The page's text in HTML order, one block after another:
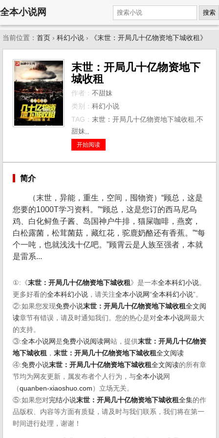
全本小说网 搜索
当前位置： 首页 › 科幻小说 › 《末世：开局几十亿物资地下城收租》
末世：开局几十亿物资地下
城收租
作者： 不甜妹
类别： 科幻小说
TAG： 末世：开局几十亿物资地下城收租,不
甜妹,,
开始阅读
简介
（末世，异能，重生，空间，囤物资）“顾总，这是
您要的1000T学习资料。”“顾总，这是您订的西马尼乌
鸡、白化鲟鱼子酱、岛国神户牛排，猫屎咖啡，燕窝，
白松露菌，松茸菌菇，藏红花，驼鹿奶酪还有香蕉。”“每
个一吨，也就浅浅十亿吧。”顾霄云是人族至强者，本就
是雷系...
①:《末世：开局几十亿物资地下城收租 》是一本全本科幻小说。
更多好看的全本科幻小说 ，请关注全本小说网“全本科幻小说”。
②:如果您发现免费小说末世：开局几十亿物资地下城收租全文阅
读章节有错误，请及时通知我们。您的热心是对全本小说网最大
的支持。
③:全本小说网是免费小说阅读网站，提供末世：开局几十亿物资
地下城收租 ， 末世：开局几十亿物资地下城收租全文阅读
④:免费小说末世：开局几十亿物资地下城收租全文阅读的所有章
节均为网友更新，属发布者个人行为，与全本小说网
（quanben-xiaoshuo.com ）立场无关。
⑤:如果您对完结小说末世：开局几十亿物资地下城收租全集的作
品版权、内容等方面有质疑，请及时与我们联系，我们将在第一
时间进行处理，谢谢！